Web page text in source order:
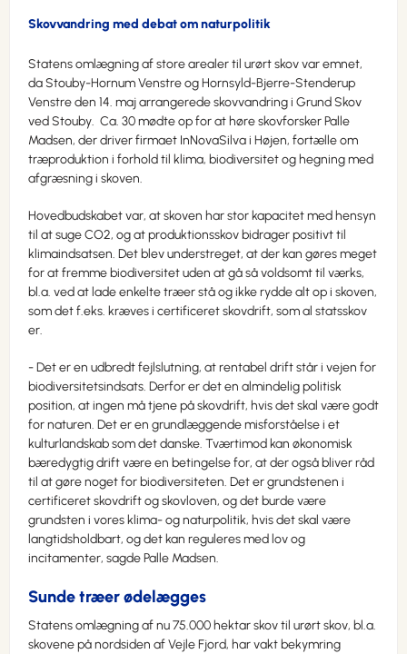
Skovvandring med debat om naturpolitik
Statens omlægning af store arealer til urørt skov var emnet,
da Stouby-Hornum Venstre og Hornsyld-Bjerre-Stenderup
Venstre den 14. maj arrangerede skovvandring i Grund Skov
ved Stouby. Ca. 30 mødte op for at høre skovforsker Palle
Madsen, der driver firmaet InNovaSilva i Højen, fortælle om
træproduktion i forhold til klima, biodiversitet og hegning med
afgræsning i skoven.
Hovedbudskabet var, at skoven har stor kapacitet med hensyn
til at suge CO2, og at produktionsskov bidrager positivt til
klimaindsatsen. Det blev understreget, at der kan gøres meget
for at fremme biodiversitet uden at gå så voldsomt til værks,
bl.a. ved at lade enkelte træer stå og ikke rydde alt op i skoven,
som det f.eks. kræves i certificeret skovdrift, som al statsskov
er.
- Det er en udbredt fejlslutning, at rentabel drift står i vejen for
biodiversitetsindsats. Derfor er det en almindelig politisk
position, at ingen må tjene på skovdrift, hvis det skal være godt
for naturen. Det er en grundlæggende misforståelse i et
kulturlandskab som det danske. Tværtimod kan økonomisk
bæredygtig drift være en betingelse for, at der også bliver råd
til at gøre noget for biodiversiteten. Det er grundstenen i
certificeret skovdrift og skovloven, og det burde være
grundsten i vores klima- og naturpolitik, hvis det skal være
langtidsholdbart, og det kan reguleres med lov og
incitamenter, sagde Palle Madsen.
Sunde træer ødelægges
Statens omlægning af nu 75.000 hektar skov til urørt skov, bl.a.
skovene på nordsiden af Vejle Fjord, har vakt bekymring